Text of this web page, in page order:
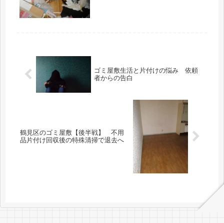
ゴミ屋敷生活と片付けの悩み 依頼
者からの告白
鶴見区のゴミ屋敷【後半戦】 不用
品片付け回収後の特殊清掃で退去へ